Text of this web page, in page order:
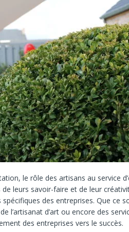
le rôle des artisans au service
de leurs savoir-faire et de leur
des entreprises. Que ce
l’artisanat d’art ou encore des
des entreprises vers le succès.